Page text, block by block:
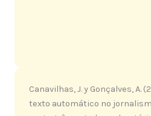
Canavilhas, J. y Gonçalves, A.
texto automático no